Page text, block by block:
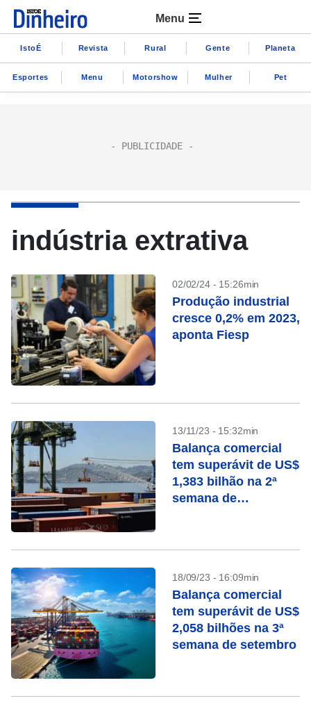
Menu
IstoÉ Revista Rural Gente Planeta
Esportes Menu Motorshow Mulher Pet
indústria extrativa
02/02/24 - 15:26min
Produção industrial
cresce 0,2% em 2023,
aponta Fiesp
13/11/23 - 15:32min
Balança comercial
tem superávit de US$
1,383 bilhão na 2ª
semana de
18/09/23 - 16:09min
Balança comercial
tem superávit de US$
2,058 bilhões na 3ª
semana de setembro